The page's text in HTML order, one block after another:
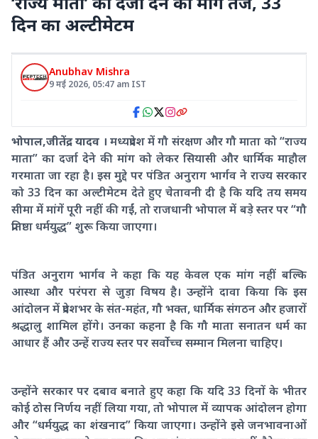
दिन का अल्टीमेटम
Anubhav Mishra
9 मई 2026, 05:47 am IST
भोपाल,जीतेंद्र यादव । मध्यप्रदेश में गौ संरक्षण और गौ माता को “राज्य
माता” का दर्जा देने की मांग को लेकर सियासी और धार्मिक माहौल
गरमाता जा रहा है। इस मुद्दे पर पंडित अनुराग भार्गव ने राज्य सरकार
को 33 दिन का अल्टीमेटम देते हुए चेतावनी दी है कि यदि तय समय
सीमा में मांगें पूरी नहीं की गईं, तो राजधानी भोपाल में बड़े स्तर पर “गौ
प्रतिष्ठा धर्मयुद्ध” शुरू किया जाएगा।
पंडित अनुराग भार्गव ने कहा कि यह केवल एक मांग नहीं बल्कि
आस्था और परंपरा से जुड़ा विषय है। उन्होंने दावा किया कि इस
आंदोलन में प्रदेशभर के संत-महंत, गौ भक्त, धार्मिक संगठन और हजारों
श्रद्धालु शामिल होंगे। उनका कहना है कि गौ माता सनातन धर्म का
आधार हैं और उन्हें राज्य स्तर पर सर्वोच्च सम्मान मिलना चाहिए।
उन्होंने सरकार पर दबाव बनाते हुए कहा कि यदि 33 दिनों के भीतर
कोई ठोस निर्णय नहीं लिया गया, तो भोपाल में व्यापक आंदोलन होगा
और “धर्मयुद्ध का शंखनाद” किया जाएगा। उन्होंने इसे जनभावनाओं